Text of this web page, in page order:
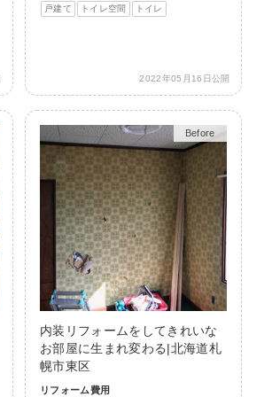
戸建て トイレ空間 トイレ
2022年05月16日公開
Before
After
内装リフォームをしてきれいな
お部屋に生まれ変わる|北海道札
幌市東区
リフォーム費用